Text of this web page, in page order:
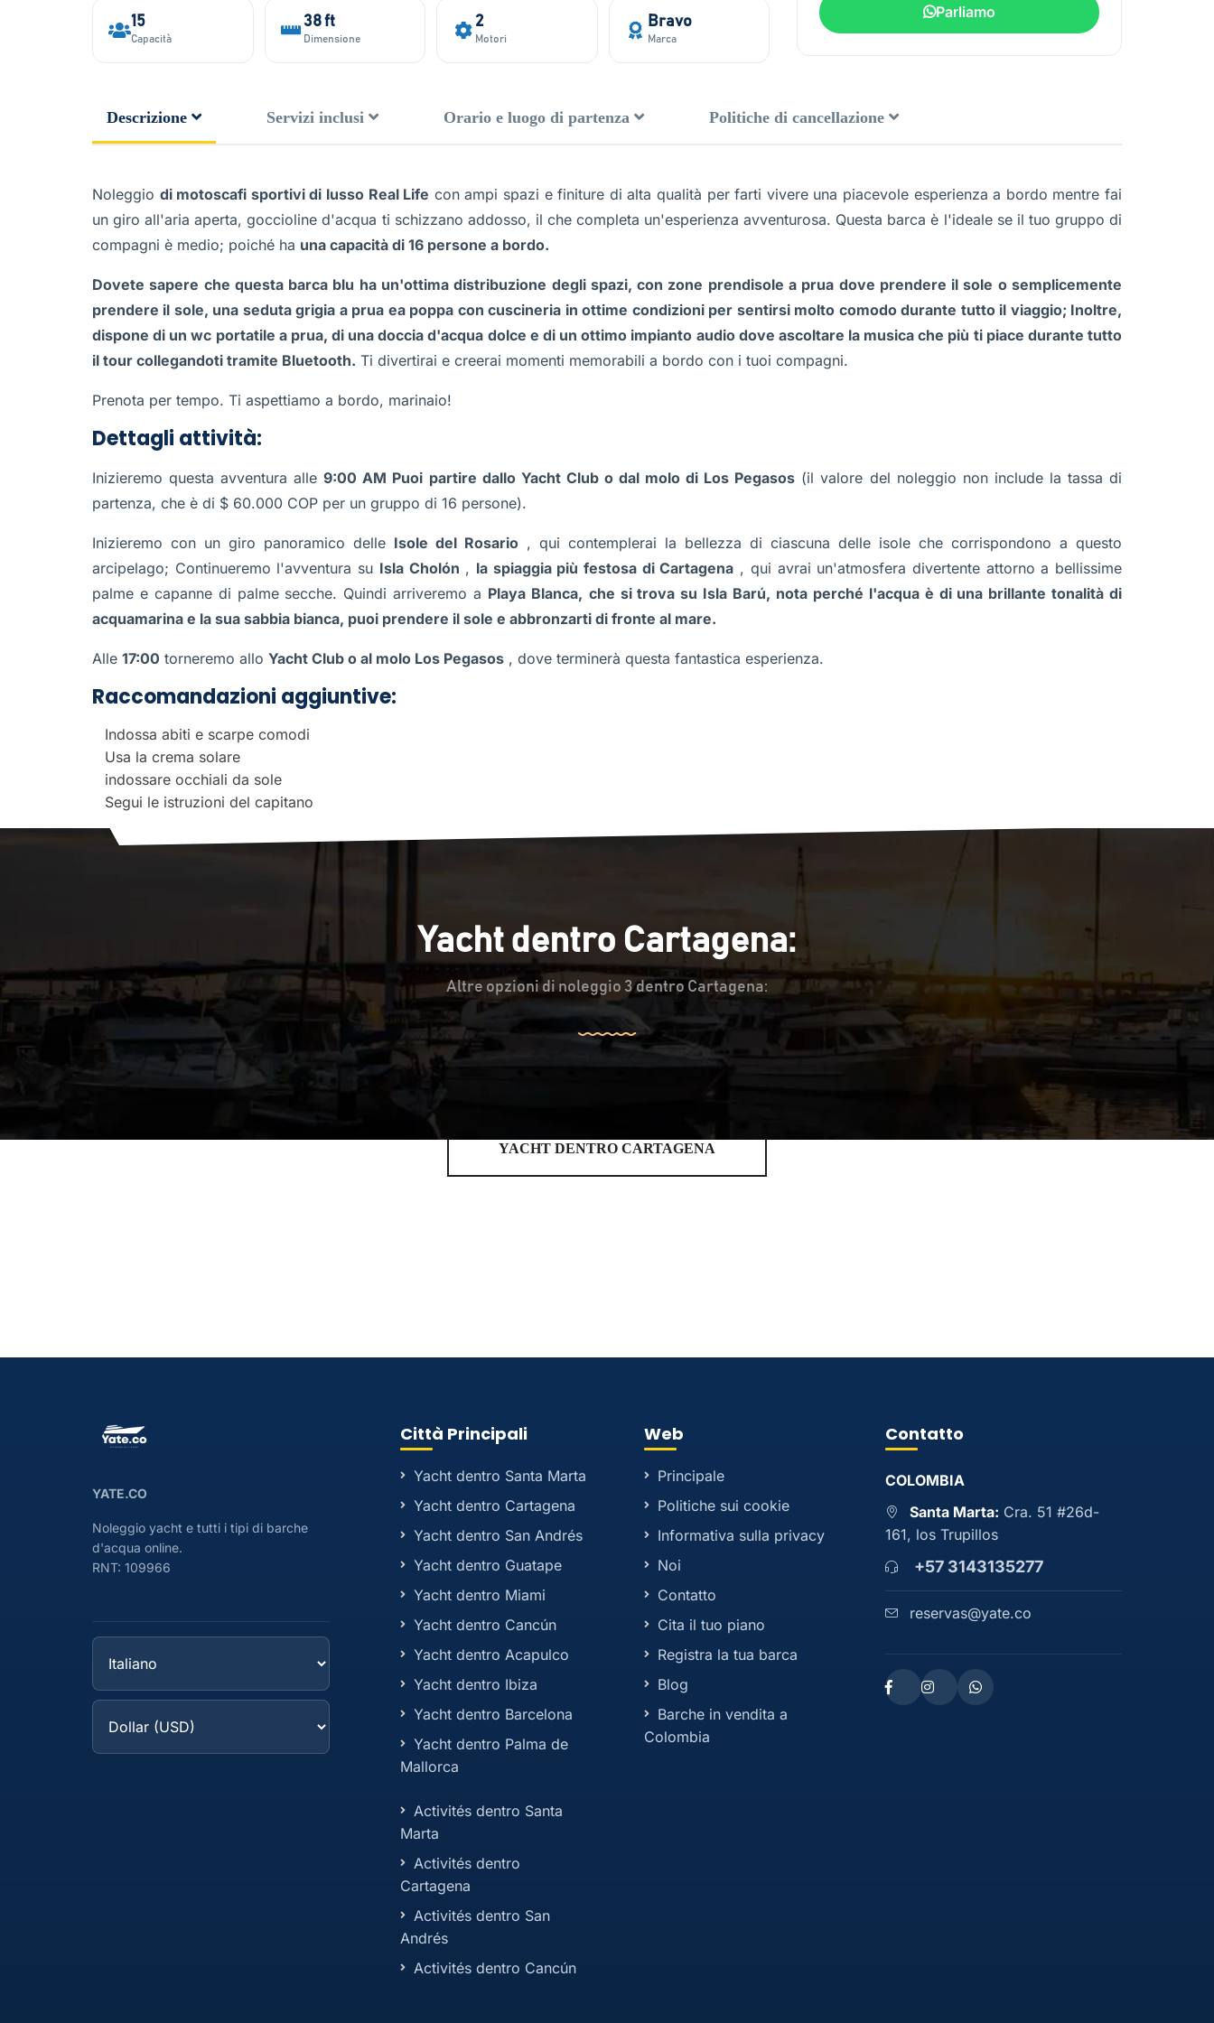
15
Capacità
38 ft
Dimensione
2
Motori
Bravo
Marca
Parliamo
Descrizione Servizi inclusi Orario e luogo di partenza Politiche di cancellazione
Noleggio di motoscafi sportivi di lusso Real Life con ampi spazi e finiture di alta qualità per farti vivere una piacevole esperienza a bordo mentre fai
un giro all'aria aperta, goccioline d'acqua ti schizzano addosso, il che completa un'esperienza avventurosa. Questa barca è l'ideale se il tuo gruppo di
compagni è medio; poiché ha una capacità di 16 persone a bordo.
Dovete sapere che questa barca blu ha un'ottima distribuzione degli spazi, con zone prendisole a prua dove prendere il sole o semplicemente
prendere il sole, una seduta grigia a prua ea poppa con cuscineria in ottime condizioni per sentirsi molto comodo durante tutto il viaggio; Inoltre,
dispone di un wc portatile a prua, di una doccia d'acqua dolce e di un ottimo impianto audio dove ascoltare la musica che più ti piace durante tutto
il tour collegandoti tramite Bluetooth. Ti divertirai e creerai momenti memorabili a bordo con i tuoi compagni.
Prenota per tempo. Ti aspettiamo a bordo, marinaio!
Dettagli attività:
Inizieremo questa avventura alle9:00 AM Puoi partire dallo Yacht Club o dal molo di Los Pegasos (il valore del noleggio non include la tassa di
partenza, che è di $ 60.000 COP per un gruppo di 16 persone).
Inizieremo con un giro panoramico delle Isole del Rosario , qui contemplerai la bellezza di ciascuna delle isole che corrispondono a questo
arcipelago; Continueremo l'avventura su Isla Cholón , la spiaggia più festosa di Cartagena , qui avrai un'atmosfera divertente attorno a bellissime
palme e capanne di palme secche. Quindi arriveremo a Playa Blanca, che si trova su Isla Barú, nota perché l'acqua è di una brillante tonalità di
acquamarina e la sua sabbia bianca, puoi prendere il sole e abbronzarti di fronte al mare.
Alle 17:00 torneremo allo Yacht Club o al molo Los Pegasos , dove terminerà questa fantastica esperienza.
Raccomandazioni aggiuntive:
Indossa abiti e scarpe comodi
Usa la crema solare
indossare occhiali da sole
Segui le istruzioni del capitano
Yacht dentro Cartagena:
Altre opzioni di noleggio 3 dentro Cartagena:
YACHT DENTRO CARTAGENA
YATE.CO
Noleggio yacht e tutti i tipi di barche
d'acqua online.
RNT: 109966
Città Principali
Yacht dentro Santa Marta
Yacht dentro Cartagena
Yacht dentro San Andrés
Yacht dentro Guatape
Yacht dentro Miami
Yacht dentro Cancún
Yacht dentro Acapulco
Yacht dentro Ibiza
Yacht dentro Barcelona
Yacht dentro Palma de
Mallorca
Activités dentro Santa
Marta
Activités dentro
Cartagena
Activités dentro San
Andrés
Activités dentro Cancún
Web
Principale
Politiche sui cookie
Informativa sulla privacy
Noi
Contatto
Cita il tuo piano
Registra la tua barca
Blog
Barche in vendita a
Colombia
Contatto
COLOMBIA
Santa Marta: Cra. 51 #26d-
161, los Trupillos
+57 3143135277
reservas@yate.co